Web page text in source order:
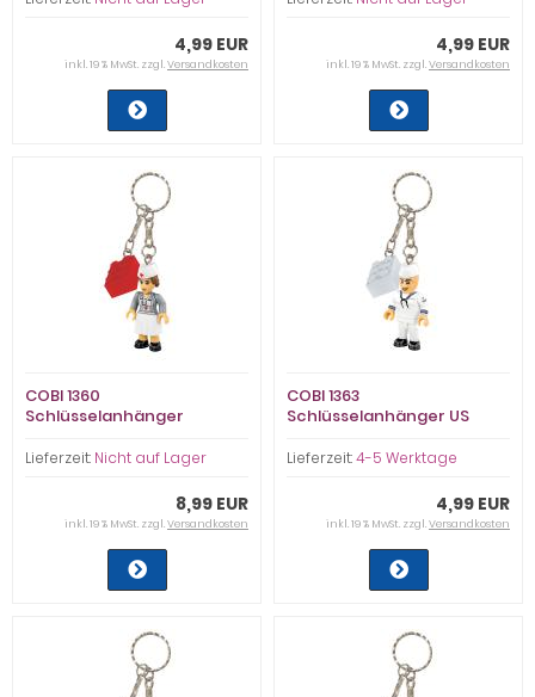
4,99 EUR
inkl. 19 % MwSt. zzgl.Versandkosten
4,99 EUR
inkl. 19 % MwSt. zzgl.Versandkosten
COBI 1360
Schlüsselanhänger
(Keyring)
Lieferzeit: Nicht auf Lager
8,99 EUR
inkl. 19 % MwSt. zzgl.Versandkosten
COBI 1363
Schlüsselanhänger US
Lieferzeit:4-5 Werktage
4,99 EUR
inkl. 19 % MwSt. zzgl.Versandkosten